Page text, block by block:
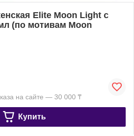
Elite Moon Light с
(по мотивам Moon
на сайте — 30 000 ₸
Купить